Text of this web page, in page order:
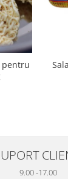
pentru
9.00 -17.00